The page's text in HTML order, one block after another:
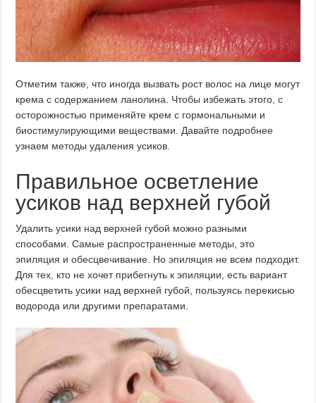
Отметим также, что иногда вызвать рост волос на лице могут
крема с содержанием ланолина. Чтобы избежать этого, с
осторожностью применяйте крем с гормональными и
биостимулирующими веществами. Давайте подробнее
узнаем методы удаления усиков.
Правильное осветление
усиков над верхней губой
Удалить усики над верхней губой можно разными
способами. Самые распространенные методы, это
эпиляция и обесцвечивание. Но эпиляция не всем подходит.
Для тех, кто не хочет прибегнуть к эпиляции, есть вариант
обесцветить усики над верхней губой, пользуясь перекисью
водорода или другими препаратами.